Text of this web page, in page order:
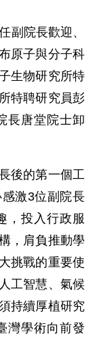
副院長歡迎、
原子與分子科
生物研究所特
特聘研究員彭
長唐堂院士卸
後的第一個工
激3位副院長
，投入行政服
，肩負推動學
挑戰的重要使
工智慧、氣候
持續厚植研究
灣學術向前發